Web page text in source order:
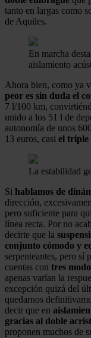
tanto en largas como
de Aquiles.
En marcha
aislamiento
Ahora bien, como ya
peor es sin duda el
7 l/100 km,
unido a los 51 l de
autonomía de unos
13 euros, casi el triple
La estabilidad
Si hablamos de
dirección,
pero suficiente para
línea recta. Por no
decirte que la
conjunto cómodo y
serpenteantes, pero sí
cuentas con tres
apenas varían la
excepción quizá del
quedarnos
decir que en
gracias al doble
proponen muchos de